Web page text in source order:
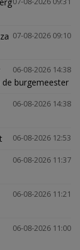
07-08-2026 09:10
06-08-2026 14:38
burgemeester
06-08-2026 14:38
06-08-2026 12:53
06-08-2026 11:37
06-08-2026 11:21
06-08-2026 11:00